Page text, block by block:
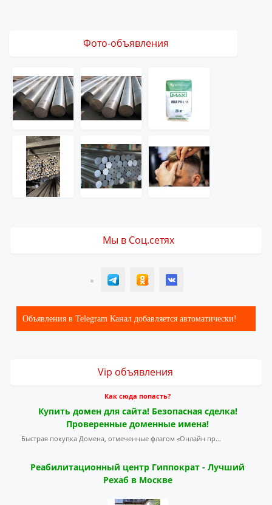
Фото-объявления
Мы в Соц.сетях
T ОК ВК
Объявления в Telegram Канал добавляется автоматически!
Vip объявления
Как сюда попасть?
Купить домен для сайта! Безопасная сделка!
Проверенные доменные имена!
Быстрая покупка Домена, отмеченные флагом «Онлайн пр...
Реабилитационный центр Гиппократ - Лучший
Рехаб в Москве